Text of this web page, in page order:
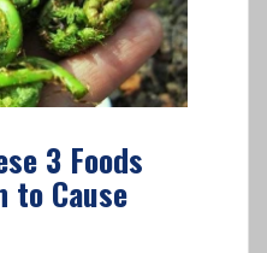
3 Foods
to Cause